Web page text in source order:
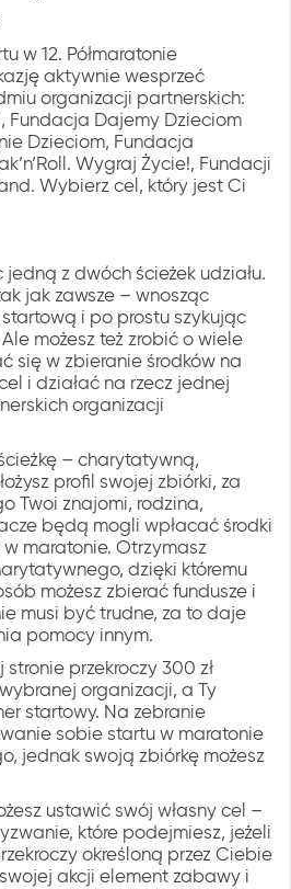
w 12. Półmaratonie
aktywnie wesprzeć
organizacji partnerskich:
Fundacja Dajemy Dzieciom
Dzieciom, Fundacja
Wygraj Życie!, Fundacji
Wybierz cel, który jest Ci
z dwóch ścieżek udziału.
jak zawsze – wnosząc
i po prostu szykując
możesz też zrobić o wiele
się w zbieranie środków na
i działać na rzecz jednej
organizacji
– charytatywną,
profil swojej zbiórki, za
Twoi znajomi, rodzina,
będą mogli wpłacać środki
w maratonie. Otrzymasz
dzięki któremu
możesz zbierać fundusze i
musi być trudne, za to daje
pomocy innym.
przekroczy 300 zł
organizacji, a Ty
startowy. Na zebranie
sobie startu w maratonie
jednak swoją zbiórkę możesz
ustawić swój własny cel –
które podejmiesz, jeżeli
określoną przez Ciebie
akcji element zabawy i